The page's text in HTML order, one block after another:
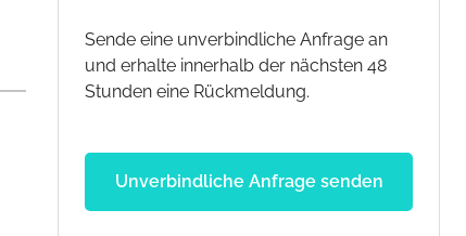
Sende eine unverbindliche Anfrage an
und erhalte innerhalb der nächsten 48
Stunden eine Rückmeldung.
Unverbindliche Anfrage senden